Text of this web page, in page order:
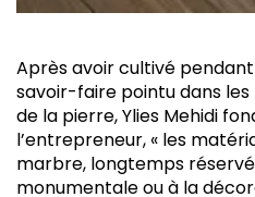
Après avoir cultivé
savoir-faire pointu dans
de la pierre, Ylies Mehidi
l’entrepreneur, « les
marbre, longtemps
monumentale ou à la